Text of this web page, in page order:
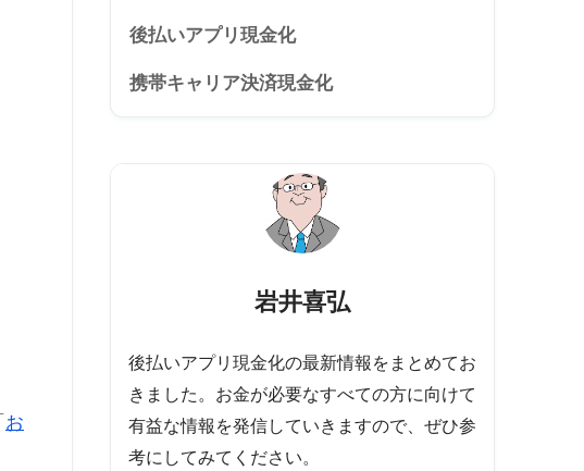
お
後払いアプリ現金化
携帯キャリア決済現金化
岩井喜弘
後払いアプリ現金化の最新情報をまとめてお
きました。お金が必要なすべての方に向けて
有益な情報を発信していきますので、ぜひ参
考にしてみてください。